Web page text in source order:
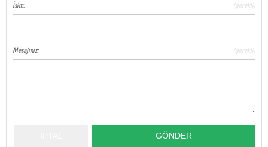
İsim: (gerekli)
Mesajınız: (gerekli)